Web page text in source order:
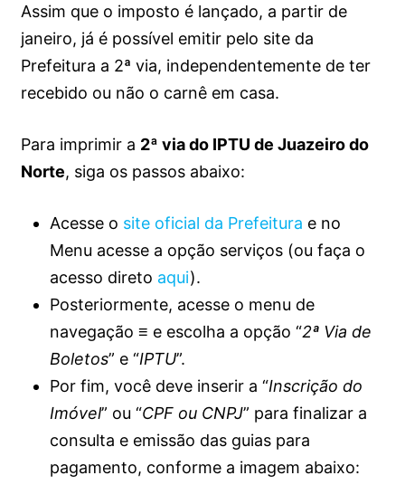
Assim que o imposto é lançado, a partir de
janeiro, já é possível emitir pelo site da
Prefeitura a 2ª via, independentemente de ter
recebido ou não o carnê em casa.
Para imprimir a 2ª via do IPTU de Juazeiro do
Norte, siga os passos abaixo:
Acesse o site oficial da Prefeitura e no
Menu acesse a opção serviços (ou faça o
acesso direto aqui).
Posteriormente, acesse o menu de
navegação≡ e escolha a opção “2ª Via de
Boletos” e “IPTU”.
Por fim, você deve inserir a “Inscrição do
Imóvel” ou “CPF ou CNPJ” para finalizar a
consulta e emissão das guias para
pagamento, conforme a imagem abaixo: